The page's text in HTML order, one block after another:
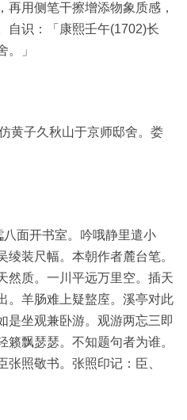
用侧笔干擦增添物象质感，
自识：「康熙壬午(1702)长
。」
黄子久秋山于京师邸舍。娄
八面开书室。吟哦静里遣小
装尺幅。本朝作者麓台笔。
然质。一川平远万里空。插天
。羊肠难上疑盩庢。溪亭对此
是坐观兼卧游。观游两忘三即
飘瑟瑟。不知题句者为谁。
照敬书。张照印记：臣、